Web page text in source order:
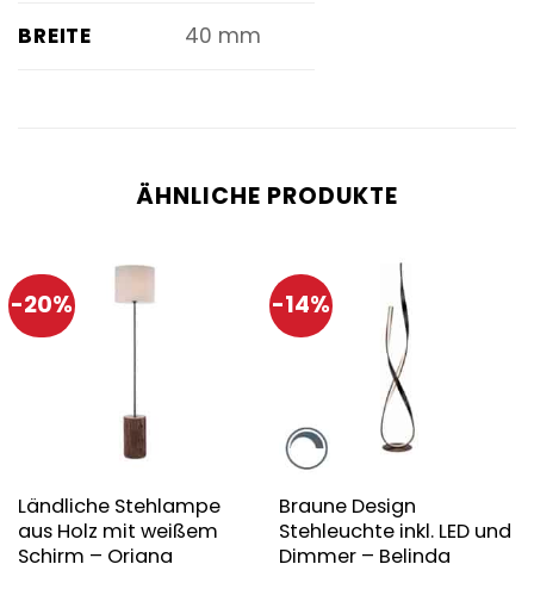
BREITE 40 mm
ÄHNLICHE PRODUKTE
-20%
Ländliche Stehlampe
aus Holz mit weißem
Schirm – Oriana
-14%
Braune Design
Stehleuchte inkl. LED und
Dimmer – Belinda